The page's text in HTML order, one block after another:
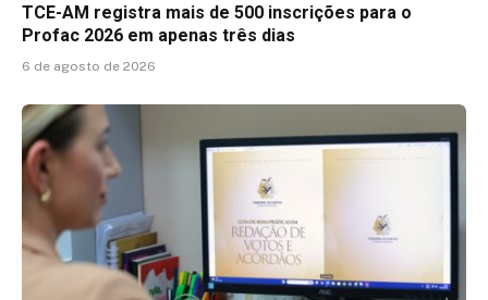
TCE-AM registra mais de 500 inscrições para o
Profac 2026 em apenas três dias
6 de agosto de 2026